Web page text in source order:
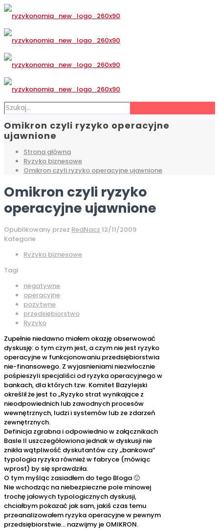
Omikron czyli ryzyko operacyjne
ujawnione
Strona główna
Ryzyko biznesowe
Omikron czyli ryzyko operacyjne ujawnione
Omikron czyli ryzyko
operacyjne ujawnione
Opublikowany przez RedNacz 12/11/2009
Kategorie
Ryzyko biznesowe
Tagi
negatywne
operacyjne
pozytwne
przedsiębiorstwo
Ryzyko
Zupełnie niedawno miałem okazję obserwować
dyskusję: o tym czym jest, a czym nie jest ryzyko
operacyjne w funkcjonowaniu przedsiębiorstwia
nie-finansowego. Z wyjasnieniami niezwłocznie
pośpieszyli specjaliści od ryzyka operacyjnego w
bankach, dla których tzw. Komitet Bazylejski
określił że jest to „Ryzyko strat wynikające z
nieodpowiednich lub zawodnych procesów
wewnętrznych, ludzi i systemów lub ze zdarzeń
zewnętrznych.
Definicja zgrabna i odpowiednio w załącznikach
Basle II uszczegółowiona jednak w dyskusji nie
znikła wątpliwość dyskutantów czy „bankowa”
typologia ryzyka również w fabryce (mówiąc
wprost) by się sprawdziła.
O tym myśląc zasiadłem do tego Bloga 🙂
Nie wchodząc na niebezpieczne pole minowej
trochę jałowych typologicznych dyskusji,
chciałbym pokazać jak sam, jakiś czas temu
przeanalizowałem ryzyka operacyjne w pewnym
przedsiębiorstwie… nazwijmy je OMIKRON.